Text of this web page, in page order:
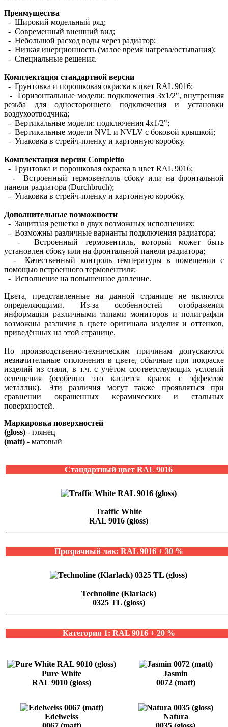
Преимущества
- Широкий модельный ряд;
- Современный внешний вид;
- Небольшой расход воды через радиатор;
- Низкая инерционность (малое время нагрева/остывания);
- Специальные решения.
Комплектация стандартной версии
- Грунтовка и порошковая окраска в цвет RAL 9016;
- Горизонтальные модели: подключения 3х1/2", внутренняя
резьба для одностороннего подключения и установки
воздухоотводчика;
- Вертикальные модели: подключения 4х1/2";
- Вертикальные модели NVL и NVLV с боковой крышкой;
- Упаковка в стрейч-пленку и картонную коробку.
Комплектация версии Completto
- Грунтовка и порошковая окраска в цвет RAL 9016;
- Встроенный термовентиль сбоку или на фронтальной
панели радиатора (Durchbruch);
- Упаковка в стрейч-пленку и картонную коробку.
Дополнительные возможности
- Защитная решетка в двух возможных исполнениях;
- Возможны различные варианты подключения радиатора;
- Встроенный термовентиль, который может быть
установлен сбоку или на фронтальной панели радиатора;
- Качественный контроль температуры в помещении с
помощью встроенного термовентиля;
- Исполнение на повышенное давление.
Цвета, представленные на данной странице не являются
определяющими. Из-за особенностей отображения
информации различными типами мониторов и полиграфии
возможны различия в цвете оригинала изделия и оттенков,
приведённых на этой странице.
По производственно-техническим причинам допускаются
незначительные отклонения в цвете, обычные при покраске
изделий из стали, в т.ч. с учётом соответствующих условий
освещения (особенно это касается красок с эффектом
металлик). Эти различия могут также проявляться при
сравнении окрашенных керамических и стальных
поверхностей.
Маркировка поверхностей
(gloss) - глянец
(matt) - матовый
Стандартный цвет RAL 9016
Traffic White
RAL 9016 (gloss)
Прозрачный лак: RAL 9016 + 30 %
Technoline (Klarlack)
0325 TL (gloss)
Категория 1: RAL 9016 + 20 %
Pure White
RAL 9010 (gloss)
Jasmin
0072 (matt)
Edelweiss
Natura